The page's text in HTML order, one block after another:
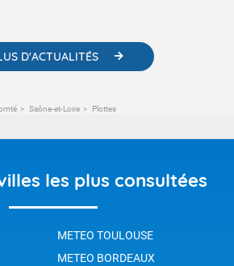
D'ACTUALITÉS
Saône-et-Loire Plottes
les plus consultées
METEO TOULOUSE
METEO BORDEAUX